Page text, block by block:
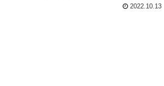
2022.10.13